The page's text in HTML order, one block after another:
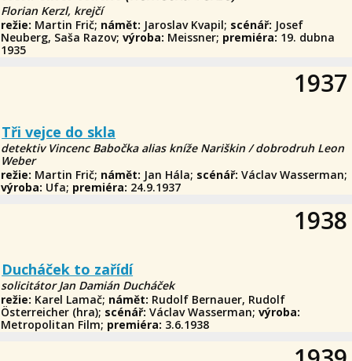
Florian Kerzl, krejčí
režie: Martin Frič; námět: Jaroslav Kvapil; scénář: Josef
Neuberg, Saša Razov;výroba: Meissner; premiéra: 19. dubna
1935
1937
Tři vejce do skla
detektiv Vincenc Babočka alias kníže Nariškin / dobrodruh Leon
Weber
režie: Martin Frič; námět: Jan Hála; scénář: Václav Wasserman;
výroba: Ufa; premiéra: 24.9.1937
1938
Ducháček to zařídí
solicitátor Jan Damián Ducháček
režie: Karel Lamač; námět: Rudolf Bernauer, Rudolf
Österreicher (hra); scénář: Václav Wasserman;výroba:
Metropolitan Film; premiéra: 3.6.1938